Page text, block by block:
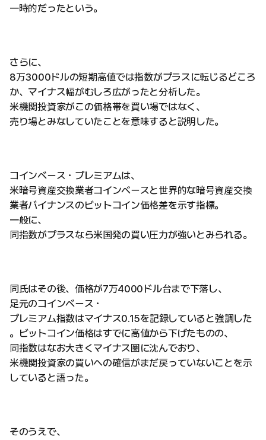
一時的だったという。
さらに、
8万3000ドルの短期高値では指数がプラスに転じるどころ
か、マイナス幅がむしろ広がったと分析した。
米機関投資家がこの価格帯を買い場ではなく、
売り場とみなしていたことを意味すると説明した。
コインベース・プレミアムは、
米暗号資産交換業者コインベースと世界的な暗号資産交換
業者バイナンスのビットコイン価格差を示す指標。
一般に、
同指数がプラスなら米国発の買い圧力が強いとみられる。
同氏はその後、価格が7万4000ドル台まで下落し、
足元のコインベース・
プレミアム指数はマイナス0.15を記録していると強調した
。ビットコイン価格はすでに高値から下げたものの、
同指数はなお大きくマイナス圏に沈んでおり、
米機関投資家の買いへの確信がまだ戻っていないことを示
していると語った。
そのうえで、